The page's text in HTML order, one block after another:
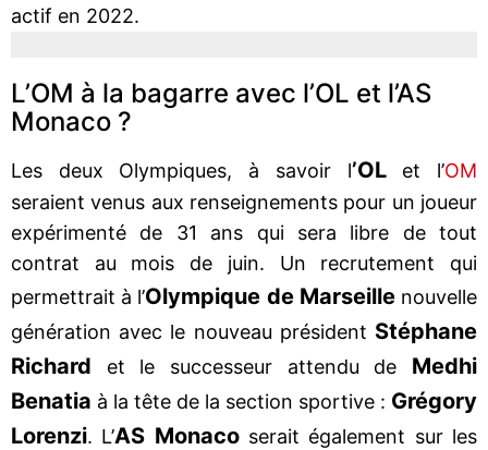
actif en 2022.
L’OM à la bagarre avec l’OL et l’AS
Monaco ?
Les deux Olympiques, à savoir l’OL et l’OM
seraient venus aux renseignements pour un joueur
expérimenté de 31 ans qui sera libre de tout
contrat au mois de juin. Un recrutement qui
permettrait à l’Olympique de Marseillenouvelle
génération avec le nouveau président Stéphane
Richard
et le successeur attendu de Medhi
Benatia à la tête de la section sportive : Grégory
Lorenzi. L’AS Monaco serait également sur les